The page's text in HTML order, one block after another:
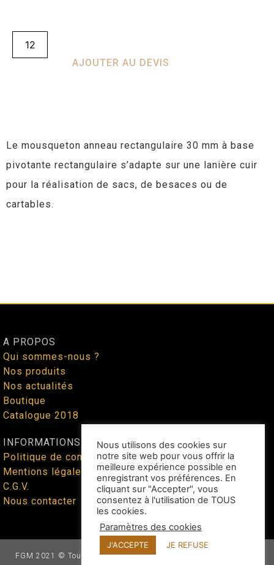
AJOUTER AU DEVIS
Le mousqueton anneau rectangulaire 30 mm à base
pivotante rectangulaire s’adapte sur une lanière cuir
pour la réalisation de sacs, de besaces ou de
cartables.
A PROPOS
Qui sommes-nous ?
Nos produits
Nos actualités
Boutique
Catalogue 2018
INFORMATIONS
Politique de confidentialité
Mentions légales
C.G.V.
Nous contacter
FGM 2021 © Tous droits réservés - Site web façonné par
Nous utilisons des cookies sur
notre site web pour vous offrir la
meilleure expérience possible en
enregistrant vos préférences. En
cliquant sur "Accepter", vous
consentez à l'utilisation de TOUS
les cookies.
Paramètres des cookies
J'ACCEPTE JE REFUSE